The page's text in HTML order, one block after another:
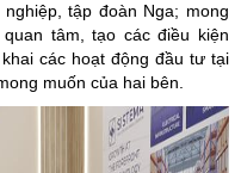
tập đoàn Nga; mong
tâm, tạo các điều kiện
các hoạt động đầu tư tại
muốn của hai bên.